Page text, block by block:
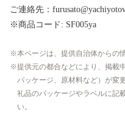
ご連絡先：
※商品コード: SF005ya
本ページは、提供自治体からの
提供元の都合などにより、掲載
パッケージ、原材料など）が変
礼品のパッケージやラベルに記
い。